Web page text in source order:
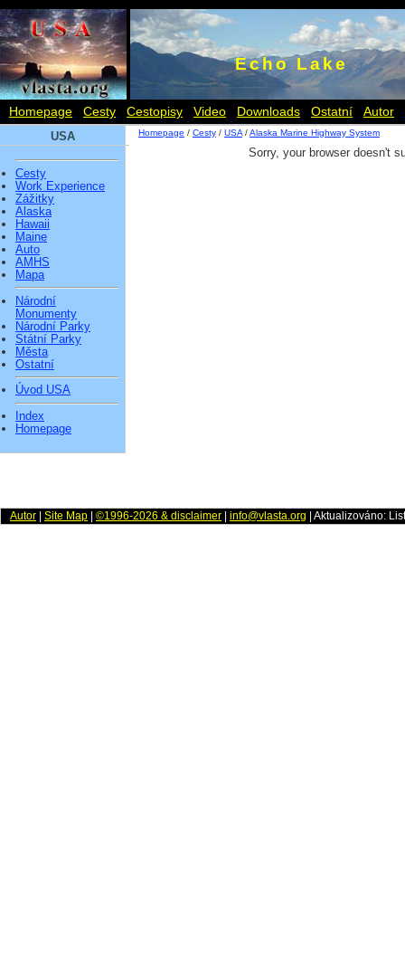
Echo Lake
Homepage Cesty Cestopisy Video Downloads Ostatní Autor
USA
Cesty
Work Experience
Zážitky
Alaska
Hawaii
Maine
Auto
AMHS
Mapa
Národní
Monumenty
Národní Parky
Státní Parky
Města
Ostatní
Úvod USA
Index
Homepage
Homepage / Cesty / USA /Alaska Marine Highway System
Sorry, your browser doesn't
Autor Site Map ©1996-2026 & disclaimer info@vlasta.org | Aktualizováno: